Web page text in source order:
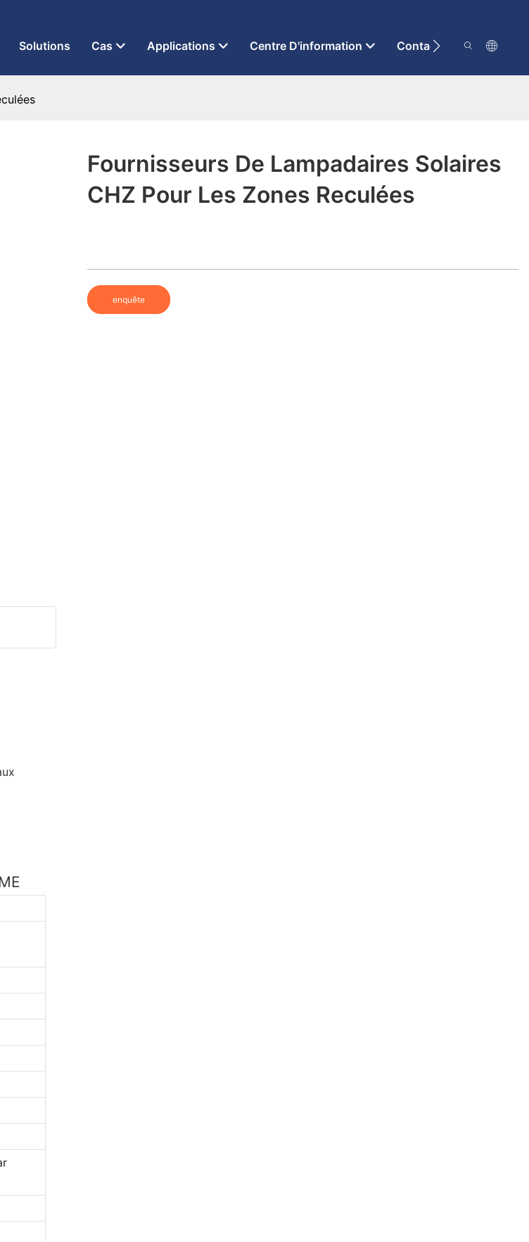
Solutions Cas Applications Centre D'information Contactez-Nous
Fournisseurs De Lampadaires Solaires
CHZ Pour Les Zones Reculées
enquête